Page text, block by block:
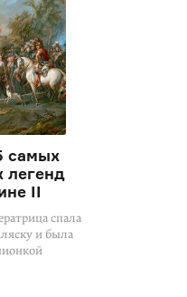
самых
легенд
II
спала
и была